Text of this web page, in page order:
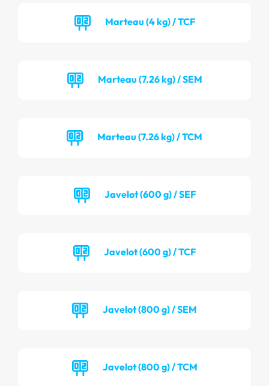
Marteau (4 kg) / TCF
Marteau (7.26 kg) / SEM
Marteau (7.26 kg) / TCM
Javelot (600 g) / SEF
Javelot (600 g) / TCF
Javelot (800 g) / SEM
Javelot (800 g) / TCM